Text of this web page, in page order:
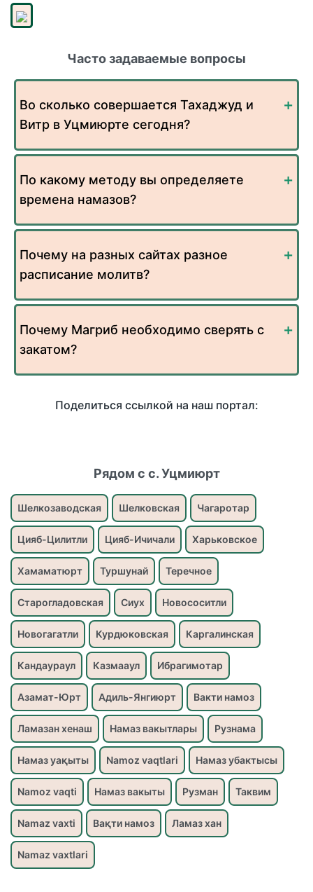
Часто задаваемые вопросы
Во сколько совершается Тахаджуд и
Витр в Уцмиюрте сегодня?
По какому методу вы определяете
времена намазов?
Почему на разных сайтах разное
расписание молитв?
Почему Магриб необходимо сверять с
закатом?
Поделиться ссылкой на наш портал:
Рядом с с. Уцмиюрт
Шелкозаводская Шелковская Чагаротар
Цияб-Цилитли Цияб-Ичичали Харьковское
Хамаматюрт Туршунай Теречное
Старогладовская Сиух Новососитли
Новогагатли Курдюковская Каргалинская
Кандаураул Казмааул Ибрагимотар
Азамат-Юрт Адиль-Янгиюрт Вакти намоз
Ламазан хенаш Намаз вакытлары Рузнама
Намаз уақыты Namoz vaqtlari Намаз убактысы
Namoz vaqti Намаз вакыты Рузман Таквим
Namaz vaxti Вақти намоз Ламаз хан
Namaz vaxtlari